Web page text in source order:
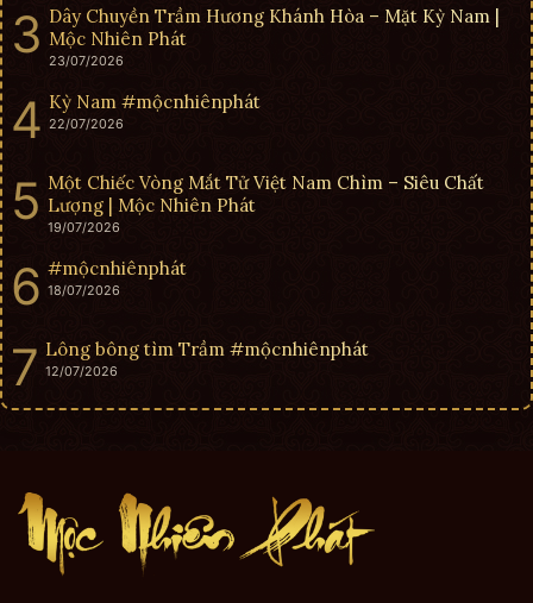
Dây Chuyền Trầm Hương Khánh Hòa – Mặt Kỳ Nam |
Mộc Nhiên Phát
23/07/2026
Kỳ Nam #mộcnhiênphát
22/07/2026
Một Chiếc Vòng Mắt Tử Việt Nam Chìm – Siêu Chất
Lượng | Mộc Nhiên Phát
19/07/2026
#mộcnhiênphát
18/07/2026
Lông bông tìm Trầm #mộcnhiênphát
12/07/2026